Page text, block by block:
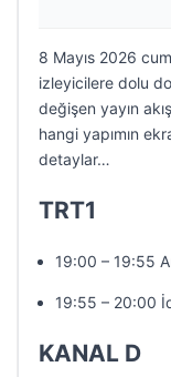
8 Mayıs 2026
izleyicilere dolu
değişen yayın
hangi yapımın
detaylar…
TRT1
19:00 – 19:55
19:55 – 20:00
KANAL D